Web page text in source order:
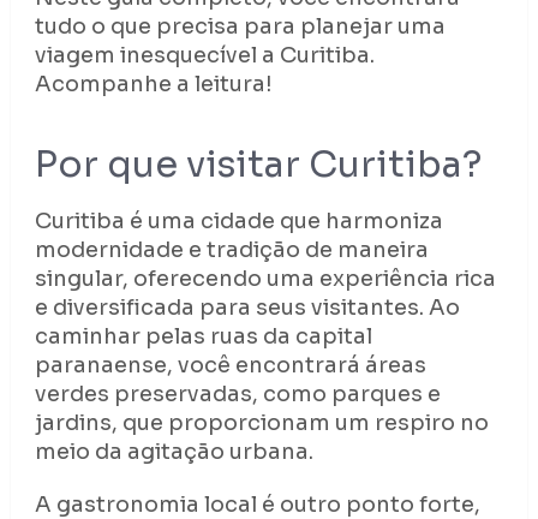
tudo o que precisa para planejar uma
viagem inesquecível a Curitiba.
Acompanhe a leitura!
Por que visitar Curitiba?
Curitiba é uma cidade que harmoniza
modernidade e tradição de maneira
singular, oferecendo uma experiência rica
e diversificada para seus visitantes. Ao
caminhar pelas ruas da capital
paranaense, você encontrará áreas
verdes preservadas, como parques e
jardins, que proporcionam um respiro no
meio da agitação urbana.
A gastronomia local é outro ponto forte,